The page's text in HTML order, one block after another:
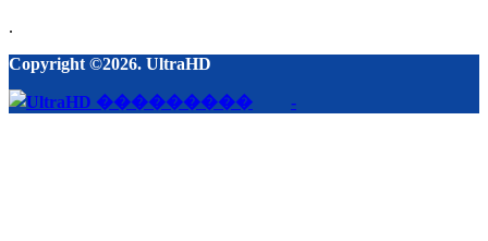
.
Copyright ©2026. UltraHD
-